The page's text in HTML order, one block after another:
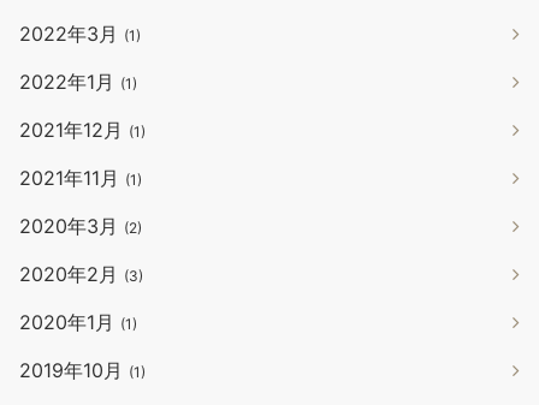
2022年3月 (1)
2022年1月 (1)
2021年12月 (1)
2021年11月 (1)
2020年3月 (2)
2020年2月 (3)
2020年1月 (1)
2019年10月 (1)